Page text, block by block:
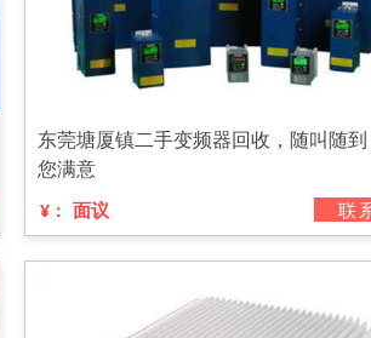
东莞塘厦镇二手变频器回收，随叫随
您满意
¥： 面议 联